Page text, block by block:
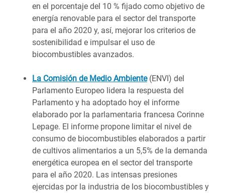
en el porcentaje del 10 % fijado como objetivo de
energía renovable para el sector del transporte
para el año 2020 y, así, mejorar los criterios de
sostenibilidad e impulsar el uso de
biocombustibles avanzados.
La Comisión de Medio Ambiente(ENVI) del
Parlamento Europeo lidera la respuesta del
Parlamento y ha adoptado hoy el informe
elaborado por la parlamentaria francesa Corinne
Lepage. El informe propone limitar el nivel de
consumo de biocombustibles elaborados a partir
de cultivos alimentarios a un 5,5% de la demanda
energética europea en el sector del transporte
para el año 2020. Las intensas presiones
ejercidas por la industria de los biocombustibles y